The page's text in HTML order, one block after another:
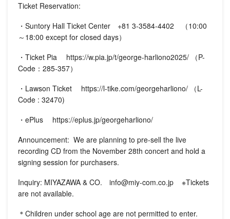
Ticket Reservation:
・Suntory Hall Ticket Center +81 3-3584-4402 （10:00
～18:00 except for closed days）
・Ticket Pia https://w.pia.jp/t/george-harliono2025/ （P-
Code：285-357）
・Lawson Ticket https://l-tike.com/georgeharliono/ （L-
Code : 32470)
・ePlus https://eplus.jp/georgeharliono/
Announcement: We are planning to pre-sell the live
recording CD from the November 28th concert and hold a
signing session for purchasers.
Inquiry: MIYAZAWA & CO. info@miy-com.co.jp ※Tickets
are not available.
＊Children under school age are not permitted to enter.